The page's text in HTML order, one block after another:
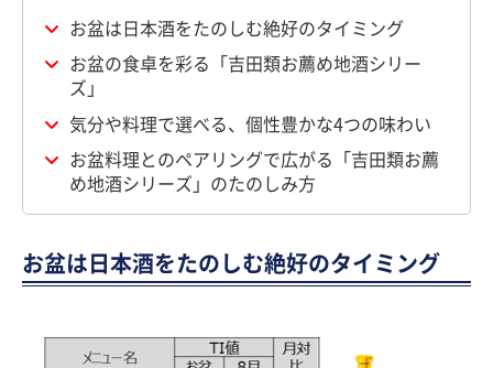
お盆は日本酒をたのしむ絶好のタイミング
お盆の食卓を彩る「吉田類お薦め地酒シリー
ズ」
気分や料理で選べる、個性豊かな4つの味わい
お盆料理とのペアリングで広がる「吉田類お薦
め地酒シリーズ」のたのしみ方
お盆は日本酒をたのしむ絶好のタイミング